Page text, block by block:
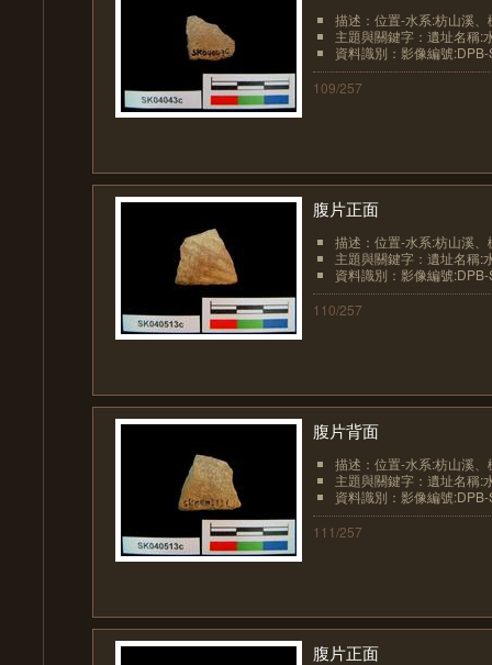
描述：位置-水系:枋山溪
主題與關鍵字：遺址名稱:
資料識別：影像編號
109/257
腹片正面
描述：位置-水系:枋山溪
主題與關鍵字：遺址名稱:
資料識別：影像編號
110/257
腹片背面
描述：位置-水系:枋山溪
主題與關鍵字：遺址名稱:
資料識別：影像編號
111/257
腹片正面